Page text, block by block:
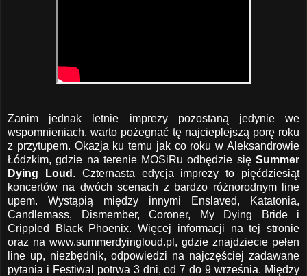
Zanim jednak letnie imprezy pozostaną jedynie we
wspomnieniach, warto pożegnać tę najcieplejszą porę roku
z przytupem. Okazja ku temu jak co roku w Aleksandrowie
Łódzkim, gdzie na terenie MOSiRu odbędzie się Summer
Dying Loud . Czternasta edycja imprezy to pięćdziesiąt
koncertów na dwóch scenach z bardzo różnorodnym line
upem. Wystąpią między innymi Enslaved, Katatonia,
Candlemass, Dismember, Coroner, My Dying Bride i
Crippled Black Phoenix. Więcej informacji na tej stronie
oraz na www.summerdyingloud.pl , gdzie znajdziecie pełen
line up, niezbędnik, odpowiedzi na najczęściej zadawane
pytania i Festiwal potrwa 3 dni, od 7 do 9 września. Między